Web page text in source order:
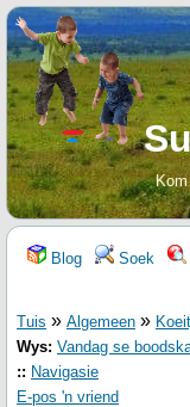
Blog Soek
Tuis » Algemeen »
Wys: Vandag se
:: Navigasie
E-pos 'n vriend